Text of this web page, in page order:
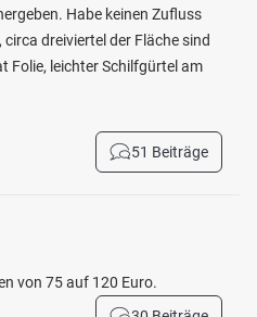
Habe keinen Zufluss
dreiviertel der Fläche sind
Folie, leichter Schilfgürtel am
51 Beiträge
von 75 auf 120 Euro.